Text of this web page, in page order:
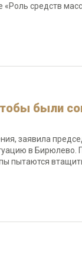
«Роль средств
были
заявила
в Бирюлево.
пытаются